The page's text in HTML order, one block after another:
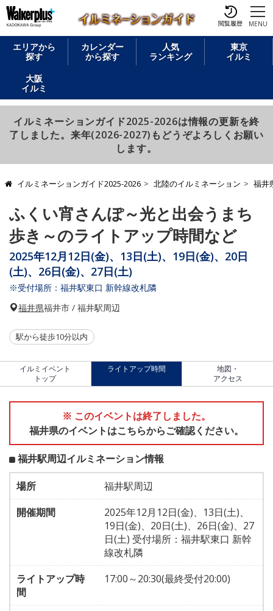
閲覧履歴 MENU
エリアから
探す
カレンダー
から探す
人気
ランキング
東京
イルミ
大阪
イルミ
イルミネーションガイド2025-2026は情報の更新を終
了しました。来年(2026-2027)もどうぞよろしくお願い
します。
イルミネーションガイド2025-2026 北陸のイルミネーション 福井
ふくい宵さんぽ～光と出会うまち
歩き～のライトアップ時間など
2025年12月12日(金)、13日(土)、19日(金)、20日
(土)、26日(金)、27日(土)
※受付場所：福井駅東口 新幹線改札隣
福井県福井市 / 福井駅周辺
駅から徒歩10分以内
イルミイベント
トップ
ライトアップ時間
地図・
アクセス
※ このイベントは終了しました。
福井県のイベントはこちらからご確認ください。
福井駅周辺イルミネーション情報
場所
福井駅周辺
開催期間
2025年12月12日(金)、13日(土)、
19日(金)、20日(土)、26日(金)、27
日(土) 受付場所：福井駅東口 新幹
線改札隣
ライトアップ時
間
17:00～20:30(最終受付20:00)